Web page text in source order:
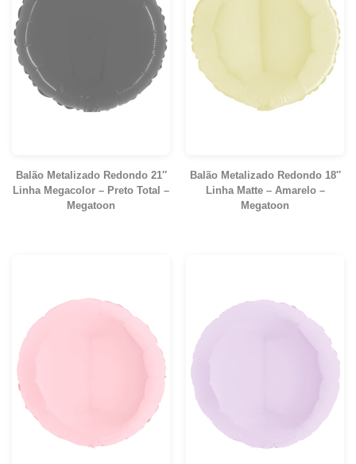
Balão Metalizado Redondo 21″
Linha Megacolor – Preto Total –
Megatoon
Balão Metalizado Redondo 18″
Linha Matte – Amarelo –
Megatoon